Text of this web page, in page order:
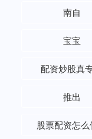
南自
宝宝
配资炒股真
推出
股票配资怎么